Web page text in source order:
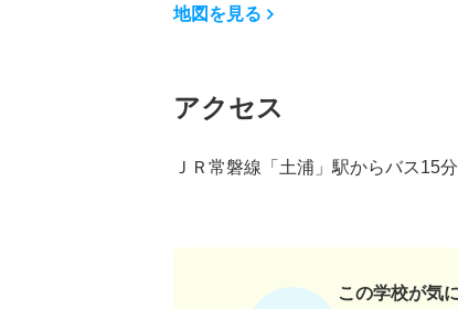
地図を見る
アクセス
ＪＲ常磐線「土浦」駅からバス15
この学校が気